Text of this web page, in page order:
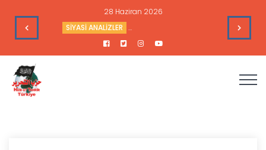
16 Haziran 2026
HAFTALIK GÜNDEM DEĞERLENDİRME Haftalık